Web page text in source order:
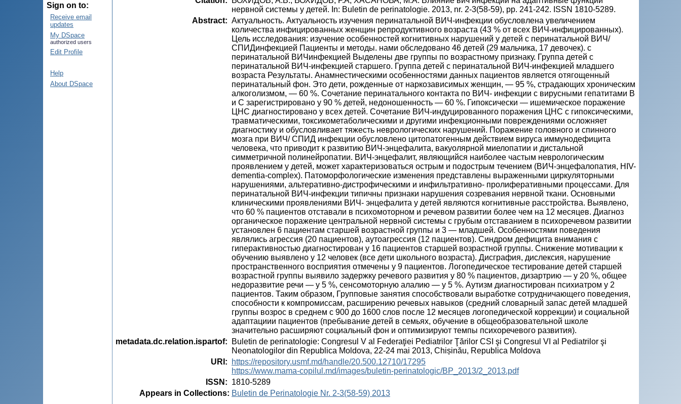
Sign on to:
Receive email
updates
My DSpace
authorized users
Edit Profile
Help
About DSpace
нервной системы у детей. In: Buletin de perinatologie. 2013, nr. 2-3(58-59), pp. 241-242. ISSN 1810-5289.
Abstract: Актуальность. Актуальность изучения перинатальной ВИЧ-инфекции обусловлена увеличением
количества инфицированных женщин репродуктивного возраста (43 % от всех ВИЧ-инфицированных).
Цель исследования: изучение особенностей когнитивных нарушений у детей с перинатальной ВИЧ/
СПИДинфекцией Пациенты и методы. нами обследовано 46 детей (29 мальчика, 17 девочек). с
перинатальной ВИЧинфекцией Выделены две группы по возрастному признаку. Группа детей с
перинатальной ВИЧ-инфекцией старшего. Группа детей с перинатальной ВИЧ-инфекцией младшего
возраста Результаты. Анамнестическими особенностями данных пациентов является отягощенный
перинатальный фон. Это дети, рожденные от наркозависимых женщин, — 95 %, страдающих хроническим
алкоголизмом, — 60 %. Сочетание перинатального контакта по ВИЧ- инфекции с вирусными гепатитами В
и С зарегистрировано у 90 % детей, недоношенность — 60 %. Гипоксически — ишемическое поражение
ЦНС диагностировано у всех детей. Сочетание ВИЧ-индуцированного поражения ЦНС с гипоксическими,
травматическими, токсикометаболическими и другими инфекционными повреждениями осложняет
диагностику и обусловливает тяжесть неврологических нарушений. Поражение головного и спинного
мозга при ВИЧ/ СПИД инфекции обусловлено цитопатогенным действием вируса иммунодефицита
человека, что приводит к развитию ВИЧ-энцефалита, вакуолярной миелопатии и дистальной
симметричной полинейропатии. ВИЧ-энцефалит, являющийся наиболее частым неврологическим
проявлением у детей, может характеризоваться острым и подострым течением (ВИЧ-энцефалопатия, HIV-
dementia-complex). Патоморфологические изменения представлены выраженными циркуляторными
нарушениями, альтеративно-дистрофическими и инфильтративно- пролиферативными процессами. Для
перинатальной ВИЧ-инфекции типичны признаки нарушения созревания нервной ткани. Основными
клиническими проявлениями ВИЧ- энцефалита у детей являются когнитивные расстройства. Выявлено,
что 60 % пациентов отставали в психомоторном и речевом развитии более чем на 12 месяцев. Диагноз
органическое поражение центральной нервной системы с грубым отставанием в психоречевом развитии
установлен 6 пациентам старшей возрастной группы и 3 — младшей. Особенностями поведения
являлись агрессия (20 пациентов), аутоагрессия (12 пациентов). Синдром дефицита внимания с
гиперактивностью диагностирован у 16 пациентов старшей возрастной группы. Снижение мотивации к
обучению выявлено у 12 человек (все дети школьного возраста). Дисграфия, дислексия, нарушение
пространственного восприятия отмечены у 9 пациентов. Логопедическое тестирование детей старшей
возрастной группы выявило задержку речевого развития у 80 % пациентов, дизартрию — у 20 %, общее
недоразвитие речи — у 5 %, сенсомоторную алалию — у 5 %. Аутизм диагностирован психиатром у 2
пациентов. Таким образом, Групповые занятия способствовали выработке сотрудничающего поведения,
способности к компромиссам, расширению речевых навыков (средний словарный запас детей младшей
группы возрос в среднем с 900 до 1600 слов после 12 месяцев логопедической коррекции) и социальной
адаптациии пациентов (пребывание детей в семьях, обучение в общеобразовательной школе
значительно расширяют социальный фон и оптимизируют темпы психоречевого развития).
metadata.dc.relation.ispartof:
Buletin de perinatologie: Congresul V al Federaţiei Pediatrilor Ţărilor CSI şi Congresul VI al Pediatrilor şi
Neonatologilor din Republica Moldova, 22-24 mai 2013, Chișinău, Republica Moldova
URI :
https://repository.usmf.md/handle/20.500.12710/17295
https://www.mama-copilul.md/images/buletin-perinatologic/BP_2013/2_2013.pdf
ISSN : 1810-5289
Appears in Collections: Buletin de Perinatologie Nr. 2-3(58-59) 2013